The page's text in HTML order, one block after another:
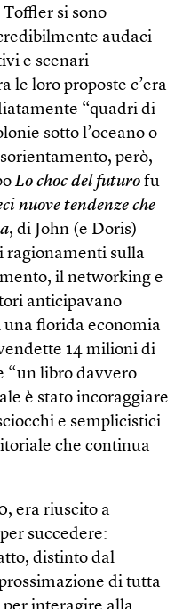
si sono
audaci
e scenari
le loro proposte c’era
“quadri di
sotto l’oceano o
però,
Lo choc del futuro fu
nuove tendenze che
, di John (e Doris)
ragionamenti sulla
il networking e
anticipavano
una florida economia
14 milioni di
“un libro davvero
è stato incoraggiare
e semplicistici
che continua
era riuscito a
succedere:
distinto dal
di tutta